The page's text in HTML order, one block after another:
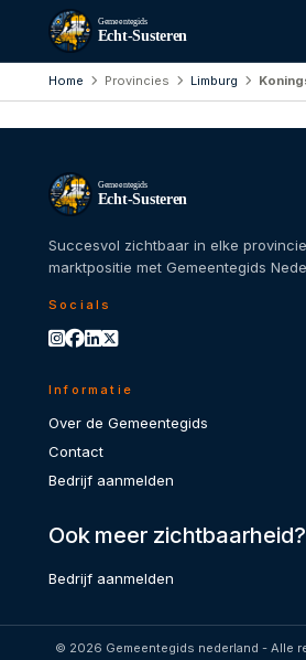
Gemeentegids
Echt-Susteren
Home Provincies Limburg
Gemeentegids
Echt-Susteren
Succesvol zichtbaar in elke
marktpositie met Gemeentegids
Socials
Informatie
Over de Gemeentegids
Contact
Bedrijf aanmelden
Ook meer zichtbaarheid?
Bedrijf aanmelden
© 2026 Gemeentegids nederland - Alle